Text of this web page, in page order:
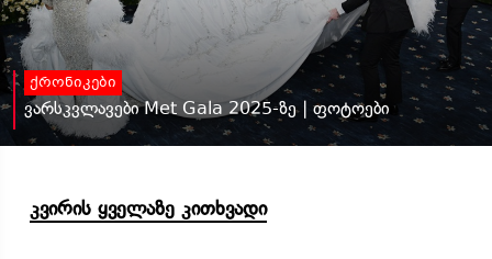
ქრონიკები
ვარსკვლავები Met Gala 2025-ზე | ფოტოები
კვირის ყველაზე კითხვადი